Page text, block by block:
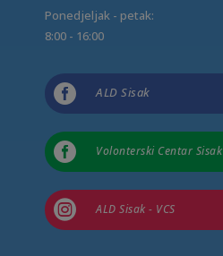
Ponedjeljak - petak:
8:00 - 16:00
 ALD Sisak
 Volonterski Centar Sisak
 ALD Sisak - VCS